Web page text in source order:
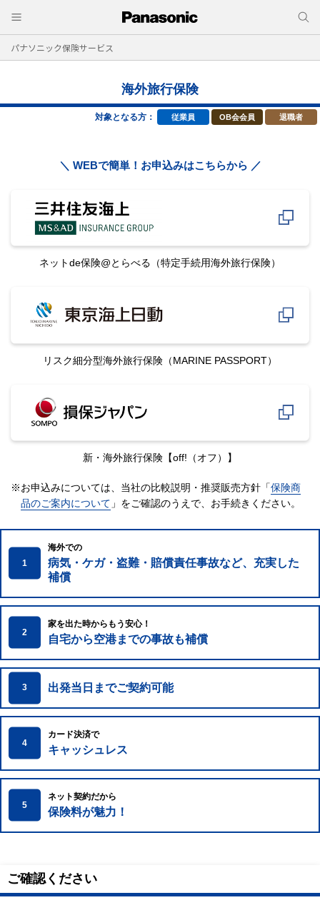
パナソニック保険サービス
海外旅行保険
対象となる方： 従業員 OB会会員 退職者
＼ WEBで簡単！お申込みはこちらから ／
ネットde保険@とらべる （特定手続用海外旅行保険）
リスク細分型海外旅行保険 （MARINE PASSPORT）
新・海外旅行保険 【off!（オフ）】
※お申込みについては、当社の比較説明・推奨販売方針「保険商
品のご案内について 」をご確認のうえで、 お手続きください。
1
海外での
病気・ケガ・盗難・賠償責任事故など、充実した
補償
2
家を出た時からもう安心！
自宅から空港までの事故も補償
3 出発当日までご契約可能
4
カード決済で
キャッシュレス
5
ネット契約だから
保険料が魅力！
ご確認ください